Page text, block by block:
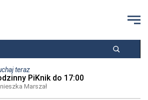
teraz
PiKnik do 17:00
Marszał